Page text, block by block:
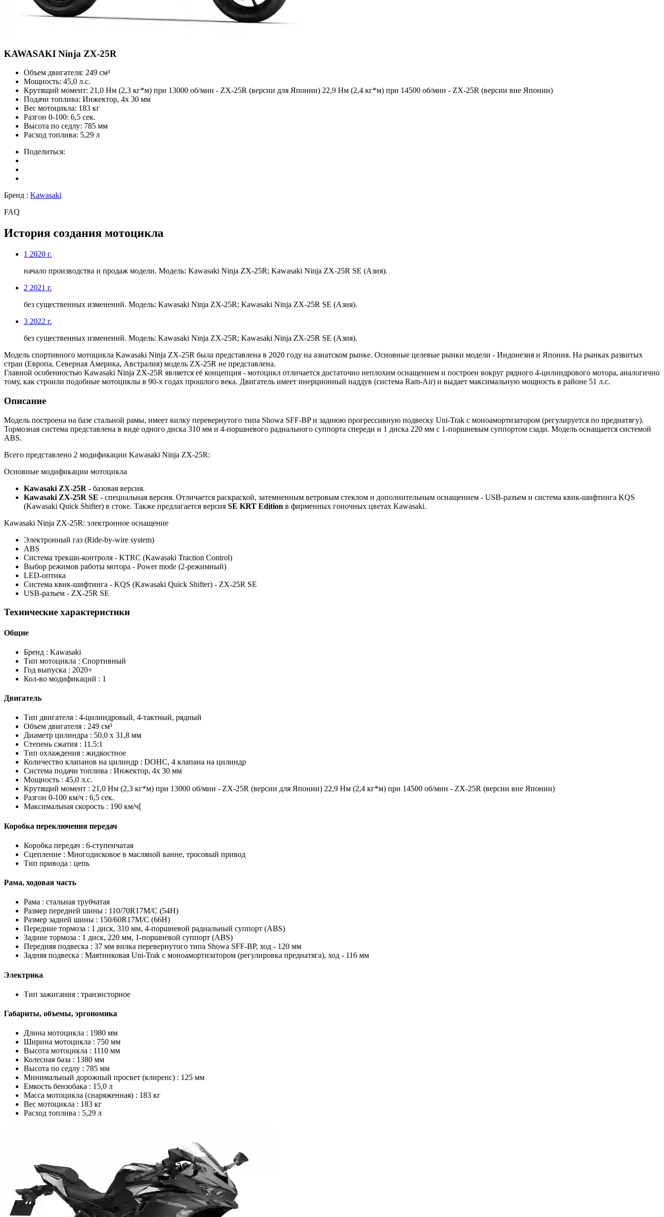
KAWASAKI Ninja ZX-25R
Объем двигателя: 249 см³
Мощность: 45,0 л.с.
Крутящий момент: 21,0 Нм (2,3 кг*м) при 13000 об/мин - ZX-25R (версии для Японии) 22,9 Нм (2,4 кг*м) при 14500 об/мин - ZX-25R (версии вне Японии)
Подачи топлива: Инжектор, 4x 30 мм
Вес мотоцикла: 183 кг
Разгон 0-100: 6,5 сек.
Высота по седлу: 785 мм
Расход топлива: 5,29 л
Поделиться:
Бренд : Kawasaki
FAQ
История создания мотоцикла
1 2020 г.
начало производства и продаж модели. Модель: Kawasaki Ninja ZX-25R; Kawasaki Ninja ZX-25R SE (Азия).
2 2021 г.
без существенных изменений. Модель: Kawasaki Ninja ZX-25R; Kawasaki Ninja ZX-25R SE (Азия).
3 2022 г.
без существенных изменений. Модель: Kawasaki Ninja ZX-25R; Kawasaki Ninja ZX-25R SE (Азия).
Модель спортивного мотоцикла Kawasaki Ninja ZX-25R была представлена в 2020 году на азиатском рынке. Основные целевые рынки модели - Индонезия и Япония. На рынках развитых
стран (Европа, Северная Америка, Австралия) модель ZX-25R не представлена.
Главной особенностью Kawasaki Ninja ZX-25R является её концепция - мотоцикл отличается достаточно неплохим оснащением и построен вокруг рядного 4-цилиндрового мотора, аналогично
тому, как строили подобные мотоциклы в 90-х годах прошлого века. Двигатель имеет инерционный наддув (система Ram-Air) и выдает максимальную мощность в районе 51 л.с.
Описание
Модель построена на базе стальной рамы, имеет вилку перевернутого типа Showa SFF-BP и заднюю прогрессивную подвеску Uni-Trak с моноамортизатором (регулируется по преднатягу).
Тормозная система представлена в виде одного диска 310 мм и 4-поршневого радиального суппорта спереди и 1 диска 220 мм с 1-поршневым суппортом сзади. Модель оснащается системой
ABS.
Всего представлено 2 модификации Kawasaki Ninja ZX-25R:
Основные модификации мотоцикла
Kawasaki ZX-25R - базовая версия.
Kawasaki ZX-25R SE - специальная версия. Отличается раскраской, затемненным ветровым стеклом и дополнительным оснащением - USB-разъем и система квик-шифтинга KQS
(Kawasaki Quick Shifter) в стоке. Также предлагается версия SE KRT Edition в фирменных гоночных цветах Kawasaki.
Kawasaki Ninja ZX-25R: электронное оснащение
Электронный газ (Ride-by-wire system)
ABS
Система трекшн-контроля - KTRC (Kawasaki Traction Control)
Выбор режимов работы мотора - Power mode (2-режимный)
LED-оптика
Система квик-шифтинга - KQS (Kawasaki Quick Shifter) - ZX-25R SE
USB-разъем - ZX-25R SE
Технические характеристики
Общие
Бренд : Kawasaki
Тип мотоцикла : Спортивный
Год выпуска : 2020+
Кол-во модификаций : 1
Двигатель
Тип двигателя : 4-цилиндровый, 4-тактный, рядный
Объем двигателя : 249 см³
Диаметр цилиндра : 50,0 x 31,8 мм
Степень сжатия : 11.5:1
Тип охлаждения : жидкостное
Количество клапанов на цилиндр : DOHC, 4 клапана на цилиндр
Система подачи топлива : Инжектор, 4x 30 мм
Мощность : 45,0 л.с.
Крутящий момент : 21,0 Нм (2,3 кг*м) при 13000 об/мин - ZX-25R (версии для Японии) 22,9 Нм (2,4 кг*м) при 14500 об/мин - ZX-25R (версии вне Японии)
Разгон 0-100 км/ч : 6,5 сек.
Максимальная скорость : 190 км/ч[
Коробка переключения передач
Коробка передач : 6-ступенчатая
Сцепление : Многодисковое в масляной ванне, тросовый привод
Тип привода : цепь
Рама, ходовая часть
Рама : стальная трубчатая
Размер передней шины : 110/70R17M/C (54H)
Размер задней шины : 150/60R17M/C (66H)
Передние тормоза : 1 диск, 310 мм, 4-поршневой радиальный суппорт (ABS)
Задние тормоза : 1 диск, 220 мм, 1-поршневой суппорт (ABS)
Передняя подвеска : 37 мм вилка перевернутого типа Showa SFF-BP, ход - 120 мм
Задняя подвеска : Маятниковая Uni-Trak с моноамортизатором (регулировка преднатяга), ход - 116 мм
Электрика
Тип зажигания : транзисторное
Габариты, объемы, эргономика
Длина мотоцикла : 1980 мм
Ширина мотоцикла : 750 мм
Высота мотоцикла : 1110 мм
Колесная база : 1380 мм
Высота по седлу : 785 мм
Минимальный дорожный просвет (клиренс) : 125 мм
Емкость бензобака : 15,0 л
Масса мотоцикла (снаряженная) : 183 кг
Вес мотоцикла : 183 кг
Расход топлива : 5,29 л